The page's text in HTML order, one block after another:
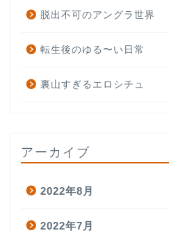
脱出不可のアングラ世界
転生後のゆる〜い日常
裏山すぎるエロシチュ
アーカイブ
2022年8月
2022年7月